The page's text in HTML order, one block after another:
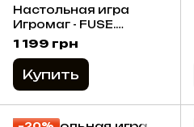
Настольная игра
Игромаг - FUSE.
Обратный Отсчет /
FUSE Countdown (Укр)
1 199 грн
Купить